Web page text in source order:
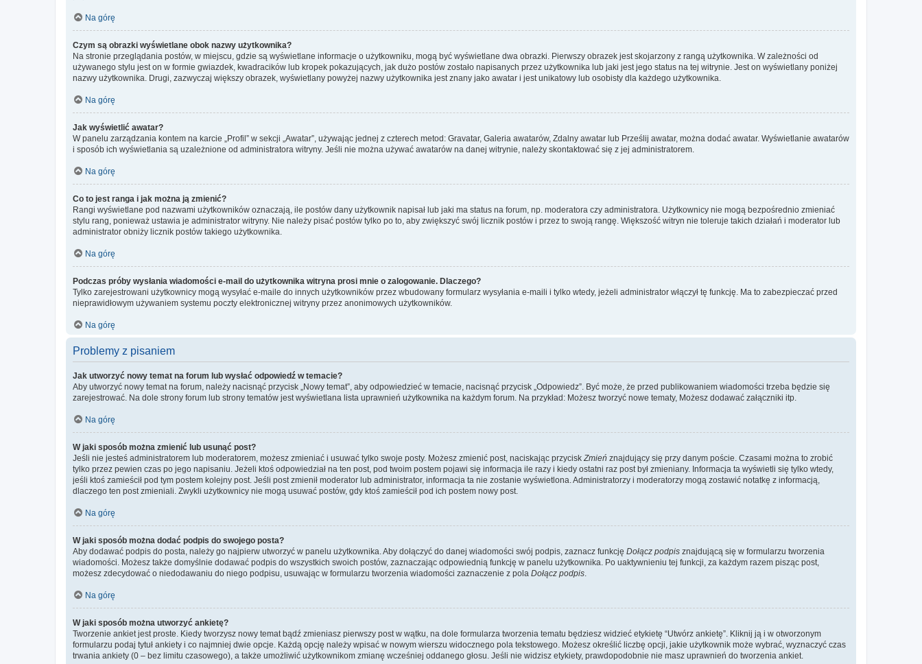
Na górę
Czym są obrazki wyświetlane obok nazwy użytkownika?
Na stronie przeglądania postów, w miejscu, gdzie są wyświetlane informacje o użytkowniku, mogą być wyświetlane dwa obrazki. Pierwszy obrazek jest skojarzony z rangą użytkownika. W zależności od
używanego stylu jest on w formie gwiazdek, kwadracików lub kropek pokazujących, jak dużo postów zostało napisanych przez użytkownika lub jaki jest jego status na tej witrynie. Jest on wyświetlany poniżej
nazwy użytkownika. Drugi, zazwyczaj większy obrazek, wyświetlany powyżej nazwy użytkownika jest znany jako awatar i jest unikatowy lub osobisty dla każdego użytkownika.
Na górę
Jak wyświetlić awatar?
W panelu zarządzania kontem na karcie „Profil” w sekcji „Awatar”, używając jednej z czterech metod: Gravatar, Galeria awatarów, Zdalny awatar lub Prześlij awatar, można dodać awatar. Wyświetlanie awatarów
i sposób ich wyświetlania są uzależnione od administratora witryny. Jeśli nie można używać awatarów na danej witrynie, należy skontaktować się z jej administratorem.
Na górę
Co to jest ranga i jak można ją zmienić?
Rangi wyświetlane pod nazwami użytkowników oznaczają, ile postów dany użytkownik napisał lub jaki ma status na forum, np. moderatora czy administratora. Użytkownicy nie mogą bezpośrednio zmieniać
stylu rang, ponieważ ustawia je administrator witryny. Nie należy pisać postów tylko po to, aby zwiększyć swój licznik postów i przez to swoją rangę. Większość witryn nie toleruje takich działań i moderator lub
administrator obniży licznik postów takiego użytkownika.
Na górę
Podczas próby wysłania wiadomości e-mail do użytkownika witryna prosi mnie o zalogowanie. Dlaczego?
Tylko zarejestrowani użytkownicy mogą wysyłać e-maile do innych użytkowników przez wbudowany formularz wysyłania e-maili i tylko wtedy, jeżeli administrator włączył tę funkcję. Ma to zabezpieczać przed
nieprawidłowym używaniem systemu poczty elektronicznej witryny przez anonimowych użytkowników.
Na górę
Problemy z pisaniem
Jak utworzyć nowy temat na forum lub wysłać odpowiedź w temacie?
Aby utworzyć nowy temat na forum, należy nacisnąć przycisk „Nowy temat”, aby odpowiedzieć w temacie, nacisnąć przycisk „Odpowiedz”. Być może, że przed publikowaniem wiadomości trzeba będzie się
zarejestrować. Na dole strony forum lub strony tematów jest wyświetlana lista uprawnień użytkownika na każdym forum. Na przykład: Możesz tworzyć nowe tematy, Możesz dodawać załączniki itp.
Na górę
W jaki sposób można zmienić lub usunąć post?
Jeśli nie jesteś administratorem lub moderatorem, możesz zmieniać i usuwać tylko swoje posty. Możesz zmienić post, naciskając przycisk Zmień znajdujący się przy danym poście. Czasami można to zrobić
tylko przez pewien czas po jego napisaniu. Jeżeli ktoś odpowiedział na ten post, pod twoim postem pojawi się informacja ile razy i kiedy ostatni raz post był zmieniany. Informacja ta wyświetli się tylko wtedy,
jeśli ktoś zamieścił pod tym postem kolejny post. Jeśli post zmienił moderator lub administrator, informacja ta nie zostanie wyświetlona. Administratorzy i moderatorzy mogą zostawić notatkę z informacją,
dlaczego ten post zmieniali. Zwykli użytkownicy nie mogą usuwać postów, gdy ktoś zamieścił pod ich postem nowy post.
Na górę
W jaki sposób można dodać podpis do swojego posta?
Aby dodawać podpis do posta, należy go najpierw utworzyć w panelu użytkownika. Aby dołączyć do danej wiadomości swój podpis, zaznacz funkcję Dołącz podpis znajdującą się w formularzu tworzenia
wiadomości. Możesz także domyślnie dodawać podpis do wszystkich swoich postów, zaznaczając odpowiednią funkcję w panelu użytkownika. Po uaktywnieniu tej funkcji, za każdym razem pisząc post,
możesz zdecydować o niedodawaniu do niego podpisu, usuwając w formularzu tworzenia wiadomości zaznaczenie z pola Dołącz podpis
Na górę
W jaki sposób można utworzyć ankietę?
Tworzenie ankiet jest proste. Kiedy tworzysz nowy temat bądź zmieniasz pierwszy post w wątku, na dole formularza tworzenia tematu będziesz widzieć etykietę “Utwórz ankietę”. Kliknij ją i w otworzonym
formularzu podaj tytuł ankiety i co najmniej dwie opcje. Każdą opcję należy wpisać w nowym wierszu widocznego pola tekstowego. Możesz określić liczbę opcji, jakie użytkownik może wybrać, wyznaczyć czas
trwania ankiety (0 – bez limitu czasowego), a także umożliwić użytkownikom zmianę wcześniej oddanego głosu. Jeśli nie widzisz etykiety, prawdopodobnie nie masz uprawnień do tworzenia ankiet.